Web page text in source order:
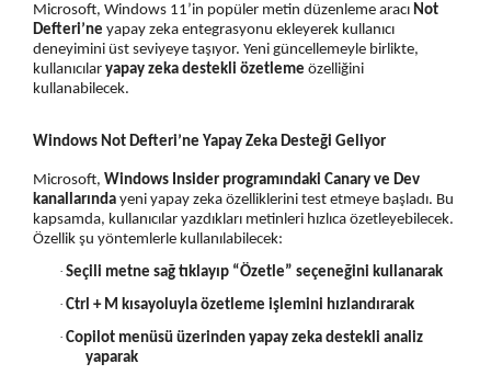
BIZE ULAŞIN
MARKA ÖNER
GIZLILIK POLITIKASI
ÖDEME VE TESLIMAT
İADE ŞARTLARI
Microsoft, Windows 11’in popüler metin düzenleme aracı Not
Defteri’ne yapay zeka entegrasyonu ekleyerek kullanıcı
deneyimini üst seviyeye taşıyor. Yeni güncellemeyle birlikte,
kullanıcılar yapay zeka destekli özetleme özelliğini
kullanabilecek.
Windows Not Defteri’ne Yapay Zeka Desteği Geliyor
Microsoft, Windows Insider programındaki Canary ve Dev
kanallarında yeni yapay zeka özelliklerini test etmeye başladı. Bu
kapsamda, kullanıcılar yazdıkları metinleri hızlıca özetleyebilecek.
Özellik şu yöntemlerle kullanılabilecek:
· Seçili metne sağ tıklayıp “Özetle” seçeneğini kullanarak
· Ctrl + M kısayoluyla özetleme işlemini hızlandırarak
· Copilot menüsü üzerinden yapay zeka destekli analiz
yaparak